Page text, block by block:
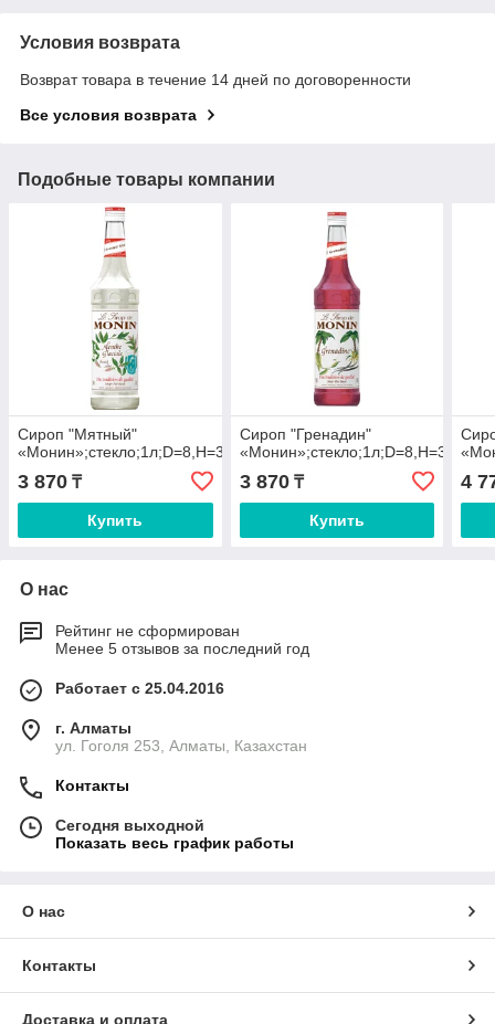
Условия возврата
Возврат товара в течение 14 дней по договоренности
Все условия возврата
Подобные товары компании
Сироп "Мятный"
«Монин»;стекло;1л;D=8,H=33см
3 870 ₸
Купить
Сироп "Гренадин"
«Монин»;стекло;1л;D=8,H=33см
3 870₸
Купить
4
О нас
Рейтинг не сформирован
Менее 5 отзывов за последний год
Работает с 25.04.2016
г. Алматы
ул. Гоголя 253, Алматы, Казахстан
Контакты
Сегодня выходной
Показать весь график работы
О нас
Контакты
Доставка и оплата